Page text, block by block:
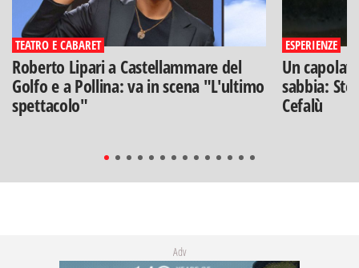
TEATRO E CABARET
Roberto Lipari a Castellammare del
Golfo e a Pollina: va in scena "L'ultimo
spettacolo"
ESPERIENZE
Un
sabbia:
Cefalù
Adv